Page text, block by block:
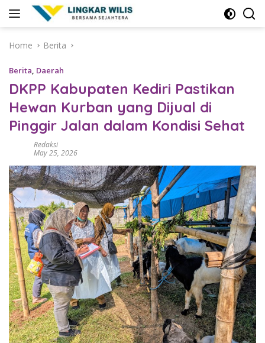
Home
Berita
Berita, Daerah
DKPP Kabupaten Kediri Pastikan
Hewan Kurban yang Dijual di
Pinggir Jalan dalam Kondisi Sehat
Redaksi
May 25, 2026